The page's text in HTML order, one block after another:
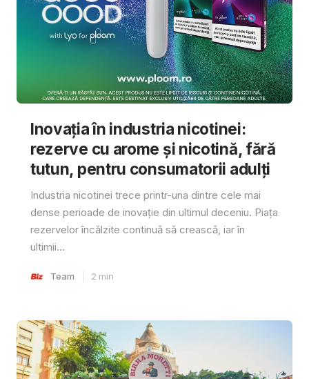
Inovația în industria nicotinei:
rezerve cu arome și nicotină, fără
tutun, pentru consumatorii adulți
Industria nicotinei trece printr-una dintre cele mai
dense perioade de inovație din ultimul deceniu. Piața
rezervelor încălzite continuă să crească, iar în
ultimii...
Team 2 min